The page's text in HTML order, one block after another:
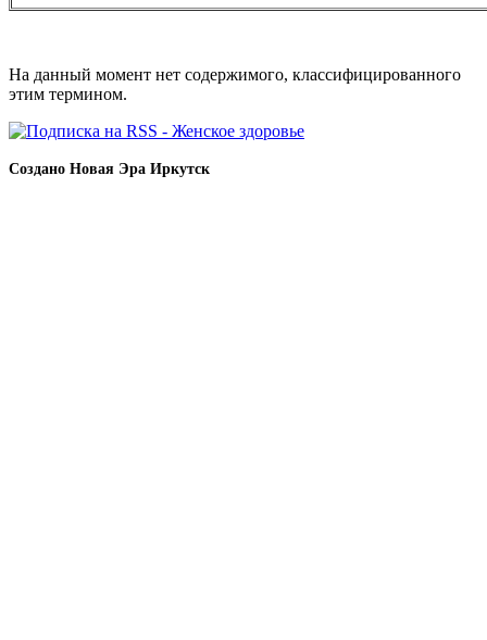
На данный момент нет содержимого, классифицированного
этим термином.
Создано Новая Эра Иркутск